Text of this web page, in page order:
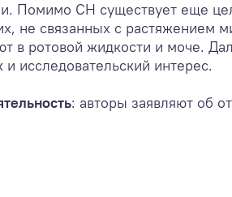
Помимо СН существует еще
не связанных с
в ротовой жидкости и моче.
и исследовательский интерес.
: авторы заявляют об